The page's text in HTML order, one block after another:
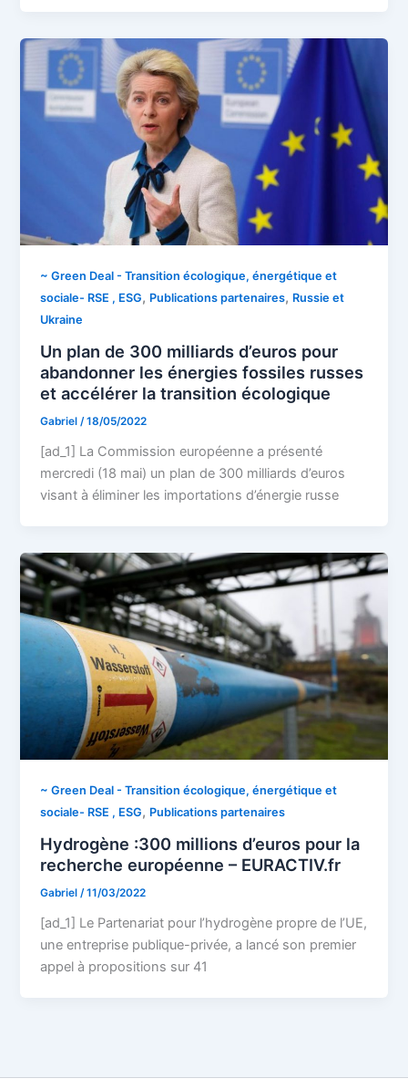
~ Green Deal - Transition écologique, énergétique et
sociale- RSE , ESG, Publications partenaires, Russie et
Ukraine
Un plan de 300 milliards d’euros pour
abandonner les énergies fossiles russes
et accélérer la transition écologique
Gabriel/18/05/2022
[ad_1] La Commission européenne a présenté
mercredi (18 mai) un plan de 300 milliards d’euros
visant à éliminer les importations d’énergie russe
~ Green Deal - Transition écologique, énergétique et
sociale- RSE , ESG, Publications partenaires
Hydrogène :300 millions d’euros pour la
recherche européenne – EURACTIV.fr
Gabriel/11/03/2022
[ad_1] Le Partenariat pour l’hydrogène propre de l’UE,
une entreprise publique-privée, a lancé son premier
appel à propositions sur 41